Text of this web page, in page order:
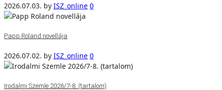
2026.07.03. by ISZ_online 0
Papp Roland novellája
2026.07.02. by ISZ_online 0
Irodalmi Szemle 2026/7-8. (tartalom)